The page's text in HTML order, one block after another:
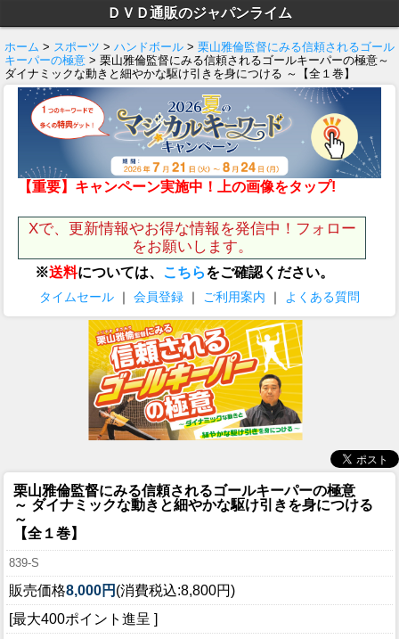
ＤＶＤ通販のジャパンライム
ホーム > スポーツ > ハンドボール > 栗山雅倫監督にみる信頼されるゴール
キーパーの極意 > 栗山雅倫監督にみる信頼されるゴールキーパーの極意～
ダイナミックな動きと細やかな駆け引きを身につける ～【全１巻】
【重要】キャンペーン実施中！上の画像をタップ!
Xで、更新情報やお得な情報を発信中！フォロー
をお願いします。
※送料については、 こちらをご確認ください。
タイムセール ｜ 会員登録 ｜ ご利用案内 ｜ よくある質問
栗山雅倫監督にみる信頼されるゴールキーパーの極意
～ ダイナミックな動きと細やかな駆け引きを身につける
～
【全１巻】
839-S
販売価格8,000円 (消費税込:8,800円)
[最大400ポイント進呈 ]